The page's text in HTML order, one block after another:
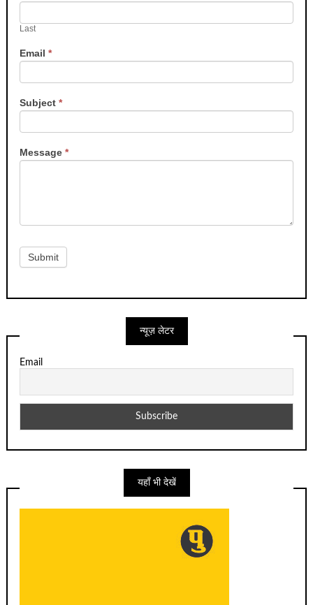
Last
Email*
Subject*
Message*
Submit
न्यूज़ लेटर
Email
यहाँ भी देखें